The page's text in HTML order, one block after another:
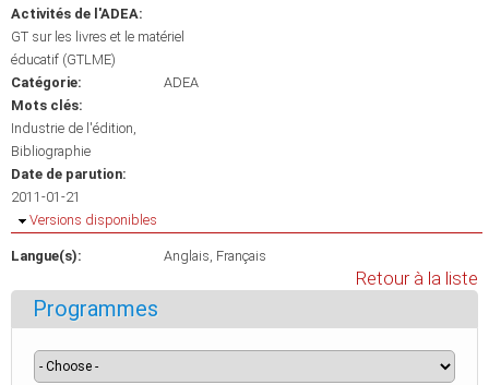
Activités de l'ADEA:
GT sur les livres et le matériel
éducatif (GTLME)
Catégorie:
ADEA
Mots clés:
Industrie de l'édition
Bibliographie
Date de parution:
2011-01-21
Masquer
Versions disponibles
Langue(s): Anglais Français
Retour à la liste
Programmes